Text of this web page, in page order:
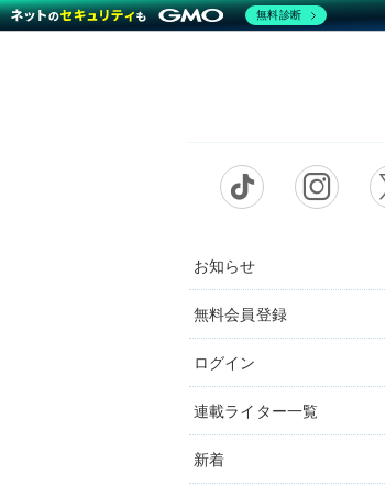
お知らせ
無料会員登録
ログイン
連載ライター一覧
新着
無料診断